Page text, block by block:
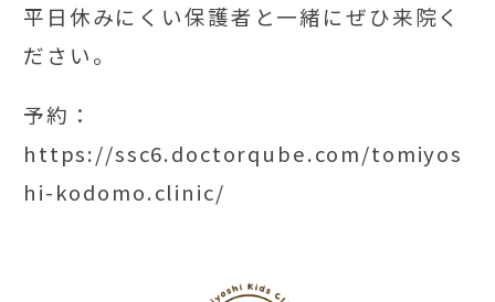
平日休みにくい保護者と一緒にぜひ来院く
ださい。
予約：
https://ssc6.doctorqube.com/tomiyos
hi-kodomo.clinic/